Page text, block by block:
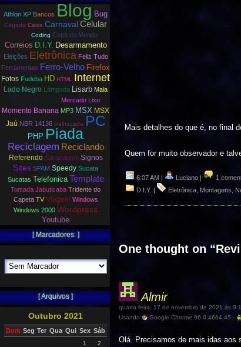
Mais detalhes do que é, no final
Quem for muito observador e
6:07 AM | Luciano |
1
D.I.Y. | Eletrônica Montagens
One thought on “
Almir
quarta-feira, 17 de novembro de 2021 às
Usando
Google Chrome 96.0.4664.45 -
Olá. Precisamos de mais idas aos
Athlon XP Bancos Blog Bug
Cagada Caixa CarnavalCelular
Clima Coding Copa do Mundo
Correios D.I.Y. Desarmamento
Eleições Eletrônica Feliz Tudo
Ferramentas Ferro-Velho Firefox
Fotos Fudeba HD HTML Internet
Lado Negro Lâmpada Lisarb Mala
Mercado Livre Mercado Lixo
Momento Banana MP3 MSX MSX
Jaú NBR 14136 Palhaçada PC
PHP Piada
Reciclagem Reciclando
Referendo Sacanagem Signos
Sites SPAM Speedy Sucata
Sucatas Telefonica Template
Tomada Jabuticaba Tridente do
Capeta TV Viagem Windows
Windows 2000 Wordpress
Youtube
[ Marcadores: ]
[ Arquivos ]
Outubro 2021
Dom Seg Ter Qua Qui Sex Sáb
1 2